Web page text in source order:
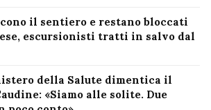
il sentiero e restano bloccati
escursionisti tratti in salvo dal
della Salute dimentica il
«Siamo alle solite. Due